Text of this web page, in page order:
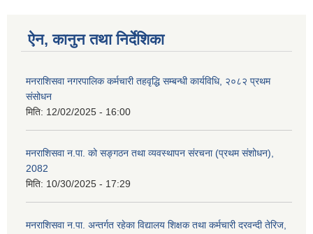
ऐन, कानुन तथा निर्देशिका
मनराशिसवा नगरपालिक कर्मचारी तहवृद्धि सम्बन्धी कार्यविधि, २०८२ प्रथम
संसोधन
मिति: 12/02/2025 - 16:00
मनराशिसवा न.पा. को सङ्गठन तथा व्यवस्थापन संरचना (प्रथम संशोधन),
2082
मिति: 10/30/2025 - 17:29
मनराशिसवा न.पा. अन्तर्गत रहेका विद्यालय शिक्षक तथा कर्मचारी दरवन्दी तेरिज,